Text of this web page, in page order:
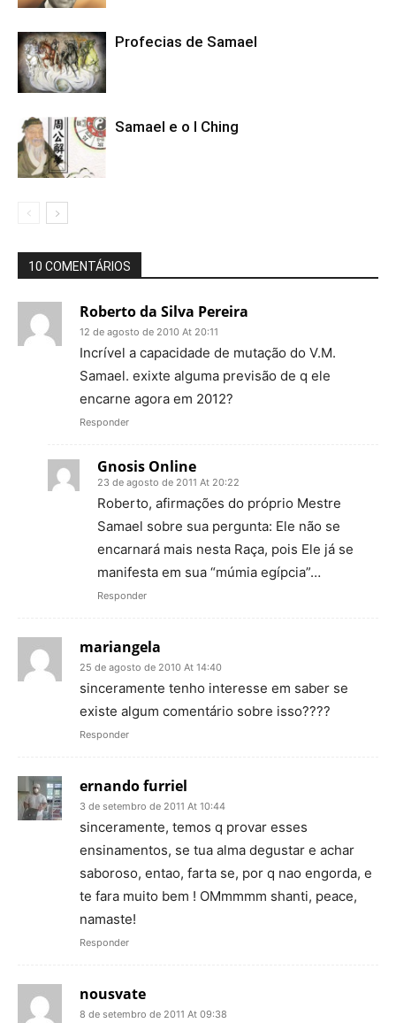
Profecias de Samael
Samael e o I Ching
10 COMENTÁRIOS
Roberto da Silva Pereira
12 de agosto de 2010 At 20:11
Incrível a capacidade de mutação do V.M.
Samael. exixte alguma previsão de q ele
encarne agora em 2012?
Responder
Gnosis Online
23 de agosto de 2011 At 20:22
Roberto, afirmações do próprio Mestre
Samael sobre sua pergunta: Ele não se
encarnará mais nesta Raça, pois Ele já se
manifesta em sua “múmia egípcia”…
Responder
mariangela
25 de agosto de 2010 At 14:40
sinceramente tenho interesse em saber se
existe algum comentário sobre isso????
Responder
ernando furriel
3 de setembro de 2011 At 10:44
sinceramente, temos q provar esses
ensinamentos, se tua alma degustar e achar
saboroso, entao, farta se, por q nao engorda, e
te fara muito bem ! OMmmmm shanti, peace,
namaste!
Responder
nousvate
8 de setembro de 2011 At 09:38